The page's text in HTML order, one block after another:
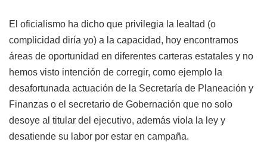
El oficialismo ha dicho que privilegia la lealtad (o
complicidad diría yo) a la capacidad, hoy encontramos
áreas de oportunidad en diferentes carteras estatales y no
hemos visto intención de corregir, como ejemplo la
desafortunada actuación de la Secretaría de Planeación y
Finanzas o el secretario de Gobernación que no solo
desoye al titular del ejecutivo, además viola la ley y
desatiende su labor por estar en campaña.